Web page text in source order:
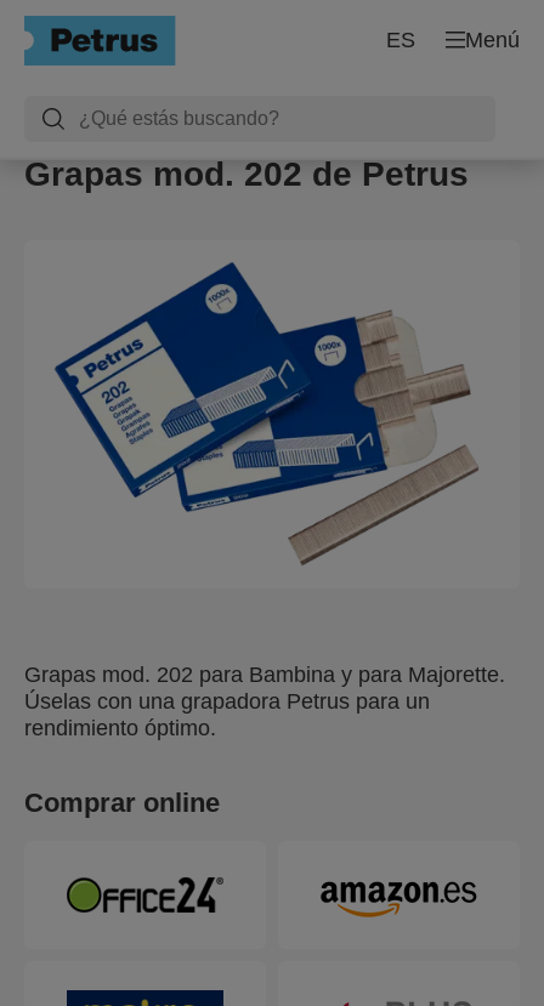
Menú
ES
Grapas mod. 202 de Petrus
Grapas mod. 202 para Bambina y para Majorette.
Úselas con una grapadora Petrus para un
rendimiento óptimo.
Comprar online